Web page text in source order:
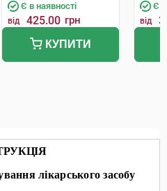
Є в наявності
від 425.00 грн
КУПИТИ
Є в
від